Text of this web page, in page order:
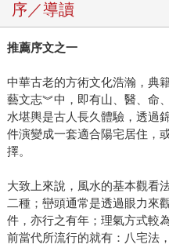
序／導讀
推薦序文之一
中華古老的方術文化浩瀚，典
藝文志︾中，即有山、醫、命
水堪輿是古人長久體驗，透過
件演變成一套適合陽宅居住，
擇。
大致上來說，風水的基本觀看
二種；巒頭通常是透過眼力來
件，亦行之有年；理氣方式較
前當代所流行的就有：八宅法